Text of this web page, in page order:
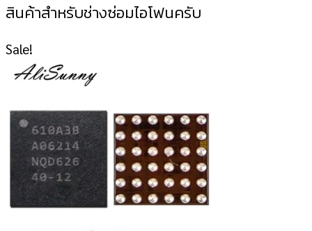
สินค้าสำหรับช่างซ่อมไอโฟนครับ
Sale!